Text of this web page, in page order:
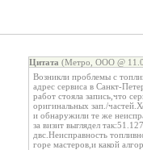
Цитата (Метро, ООО @
Возникли проблемы с
адрес сервиса в Санкт-
работ стояла запись,что
оригинальных зап./
и обнаружили те же
за визит выглядел
двс.Неисправность
горе мастеров,и какой